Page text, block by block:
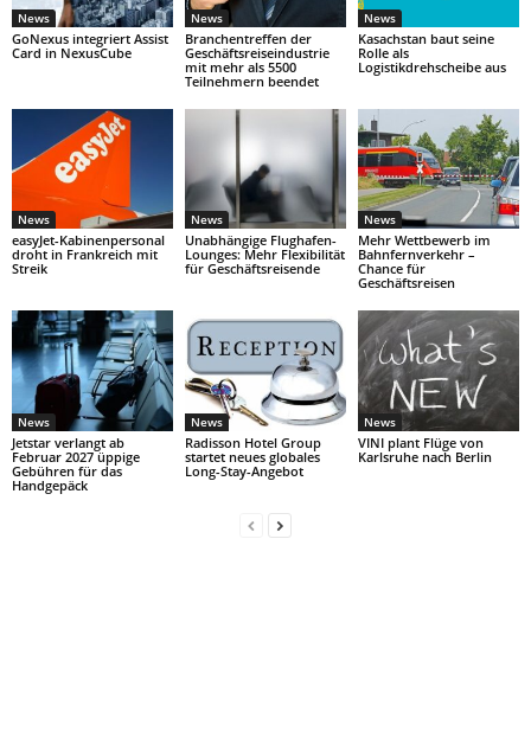
News
GoNexus integriert Assist
Card in NexusCube
News
Branchentreffen der
Geschäftsreiseindustrie
mit mehr als 5500
Teilnehmern beendet
News
Kasachstan baut seine
Rolle als
Logistikdrehscheibe aus
News
easyJet-Kabinenpersonal
droht in Frankreich mit
Streik
News
Unabhängige Flughafen-
Lounges: Mehr Flexibilität
für Geschäftsreisende
News
Mehr Wettbewerb im
Bahnfernverkehr –
Chance für
Geschäftsreisen
News
Jetstar verlangt ab
Februar 2027 üppige
Gebühren für das
Handgepäck
News
Radisson Hotel Group
startet neues globales
Long-Stay-Angebot
News
VINI plant Flüge von
Karlsruhe nach Berlin